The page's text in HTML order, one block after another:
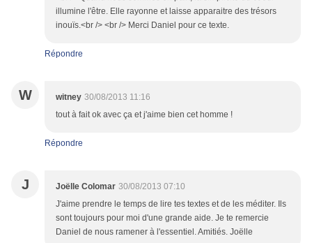
illumine l'être. Elle rayonne et laisse apparaitre des trésors
inouïs.<br /> <br /> Merci Daniel pour ce texte.
Répondre
W witney 30/08/2013 11:16
tout à fait ok avec ça et j'aime bien cet homme !
Répondre
J Joëlle Colomar 30/08/2013 07:10
J'aime prendre le temps de lire tes textes et de les méditer. Ils
sont toujours pour moi d'une grande aide. Je te remercie
Daniel de nous ramener à l'essentiel. Amitiés. Joëlle